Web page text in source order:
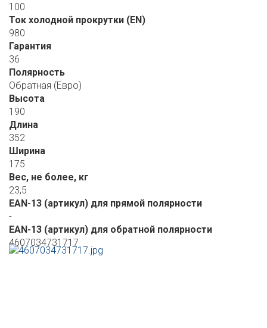
100
Ток холодной прокрутки (EN)
980
Гарантия
36
Полярность
Обратная (Евро)
Высота
190
Длина
352
Ширина
175
Вес, не более, кг
23,5
EAN-13 (артикул) для прямой полярности
-
EAN-13 (артикул) для обратной полярности
4607034731717